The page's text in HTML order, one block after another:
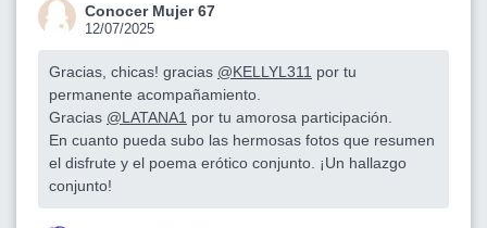
Conocer Mujer 67
12/07/2025
Gracias, chicas! gracias @KELLYL311 por tu
permanente acompañamiento.
Gracias @LATANA1 por tu amorosa participación.
En cuanto pueda subo las hermosas fotos que resumen
el disfrute y el poema erótico conjunto. ¡Un hallazgo
conjunto!